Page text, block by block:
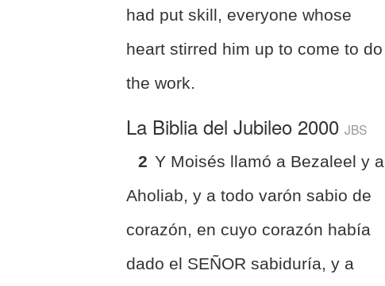
had put skill, everyone whose
heart stirred him up to come to do
the work.
La Biblia del Jubileo 2000JBS
2 Y Moisés llamó a Bezaleel y a
Aholiab, y a todo varón sabio de
corazón, en cuyo corazón había
dado el SEÑOR sabiduría, y a